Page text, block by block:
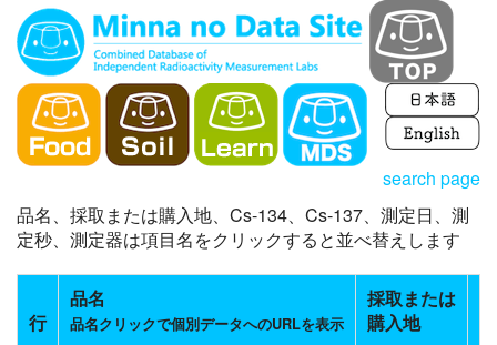
search page
品名、採取または購入地、Cs-134、Cs-137、測定日、測
定秒、測定器は項目名をクリックすると並べ替えします
行
品名
品名クリックで個別データへのURLを表示
採取または
購入地